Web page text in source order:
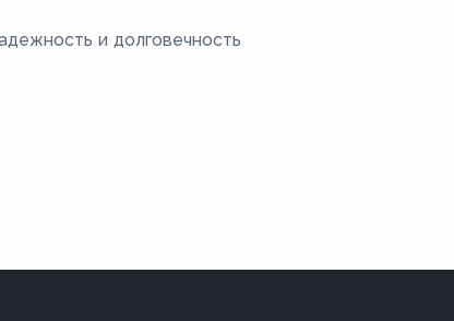
и долговечность